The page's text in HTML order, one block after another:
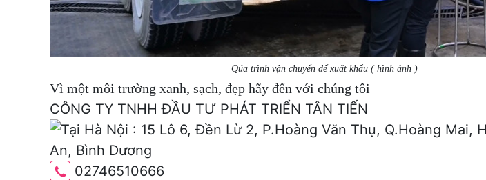
Qúa trình vận chuyển để xuất khẩu ( hình ảnh )
Vì một môi trường xanh, sạch, đẹp hãy đến với chúng tôi
CÔNG TY TNHH ĐẦU TƯ PHÁT TRIỂN TÂN TIẾN
An, Bình Dương
02746510666